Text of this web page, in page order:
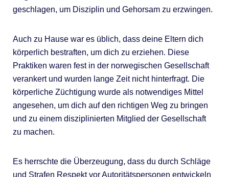
geschlagen, um Disziplin und Gehorsam zu erzwingen.
Auch zu Hause war es üblich, dass deine Eltern dich
körperlich bestraften, um dich zu erziehen. Diese
Praktiken waren fest in der norwegischen Gesellschaft
verankert und wurden lange Zeit nicht hinterfragt. Die
körperliche Züchtigung wurde als notwendiges Mittel
angesehen, um dich auf den richtigen Weg zu bringen
und zu einem disziplinierten Mitglied der Gesellschaft
zu machen.
Es herrschte die Überzeugung, dass du durch Schläge
und Strafen Respekt vor Autoritätspersonen entwickeln